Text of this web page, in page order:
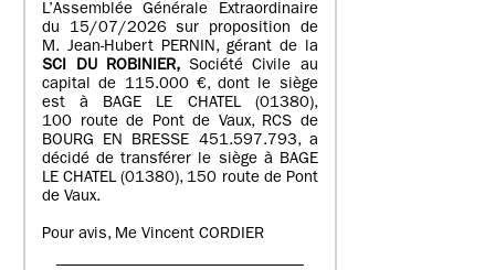
L’Assemblée Générale Extraordinaire
du 15/07/2026 sur proposition de
M. Jean-Hubert PERNIN, gérant de la
SCI DU ROBINIER, Société Civile au
capital de 115.000 €, dont le siège
est à BAGE LE CHATEL (01380),
100 route de Pont de Vaux, RCS de
BOURG EN BRESSE 451.597.793, a
décidé de transférer le siège à BAGE
LE CHATEL (01380), 150 route de Pont
de Vaux.
Pour avis, Me Vincent CORDIER